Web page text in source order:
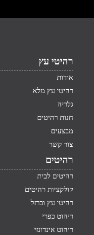
רהיטי עץ
אודות
רהיטי עץ מלא
גלריה
חנות רהיטים
מבצעים
צור קשר
רהיטים
רהיטים לבית
קולקציות רהיטים
רהיטי עץ וברזל
ריהוט כפרי
ריהוט אינדונזי